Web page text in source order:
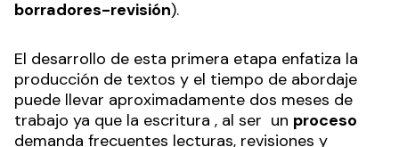
borradores-revisión).
El desarrollo de esta primera etapa enfatiza la
producción de textos y el tiempo de abordaje
puede llevar aproximadamente dos meses de
trabajo ya que la escritura , al ser un proceso
demanda frecuentes lecturas, revisiones y